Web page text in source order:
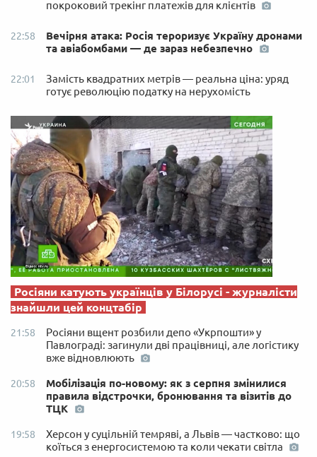
покроковий трекінг платежів для клієнтів
22:58
Вечірня атака: Росія тероризує Україну дронами
та авіабомбами — де зараз небезпечно
22:01
Замість квадратних метрів — реальна ціна: уряд
готує революцію податку на нерухомість
Росіяни катують українців у Білорусі - журналісти
знайшли цей концтабір
21:58
Росіяни вщент розбили депо «Укрпошти» у
Павлограді: загинули дві працівниці, але логістику
вже відновлюють
20:58
Мобілізація по-новому: як з серпня змінилися
правила відстрочки, бронювання та візитів до
ТЦК
19:58
Херсон у суцільній темряві, а Львів — частково: що
коїться з енергосистемою та коли чекати світла